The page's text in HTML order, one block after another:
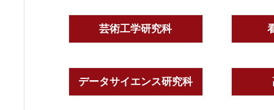
芸術工学研究科
データサイエンス研究科